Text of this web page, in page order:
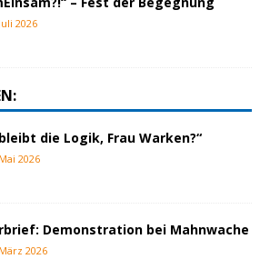
2026
die Logik, Frau Warken?“
2026
Demonstration bei Mahnwache
2026